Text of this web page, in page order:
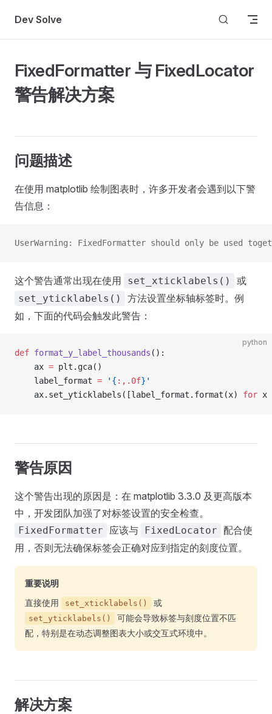
Skip to content
Dev Solve
FixedFormatter 与 FixedLocator
警告解决方案
问题描述
在使用 matplotlib 绘制图表时，许多开发者会遇到以下警
告信息：
UserWarning: FixedFormatter should only be used
这个警告通常出现在使用 set_xticklabels() 或
set_yticklabels()
方法设置坐标轴标签时。例
如，下面的代码会触发此警告：
python
def format_y_label_thousands ():
    ax
= plt.gca()
    label_format
= ' { :,.0f} '
    ax.set_yticklabels([label_format.format(x)
for x
警告原因
这个警告出现的原因是：在 matplotlib 3.3.0 及更高版本
中，开发团队加强了对标签设置的安全检查。
FixedFormatter 应该与 FixedLocator 配合使
用，否则无法确保标签会正确对应到指定的刻度位置。
重要说明
直接使用
set_xticklabels() 或
set_yticklabels()
可能会导致标签与刻度位置不匹
配，特别是在动态调整图表大小或交互式环境中。
解决方案